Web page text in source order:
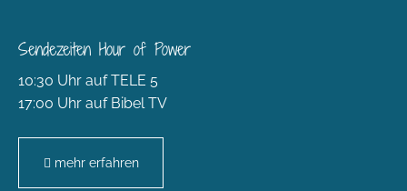
Sendezeiten Hour of Power
10:30 Uhr auf TELE 5
17:00 Uhr auf Bibel TV
mehr erfahren